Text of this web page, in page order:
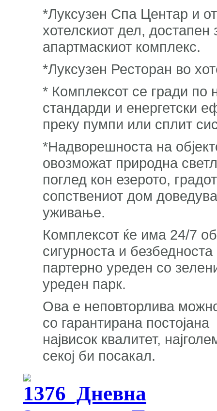
*Луксузен Спа Центар и
хотелскиот дел,
апартмаскиот комплекс.
*Луксузен Ресторан во
* Комплексот се гради по
стандарди и енергетски
преку пумпи или сплит
*Надворешноста на
овозможат природна
поглед кон езерото,
сопствениот дом
уживање.
Комплексот ќе има 24/7
сигурноста и
партерно уреден со
уреден парк.
Ова е неповторлива
со гарантирана
највисок квалитет,
секој би посакал.